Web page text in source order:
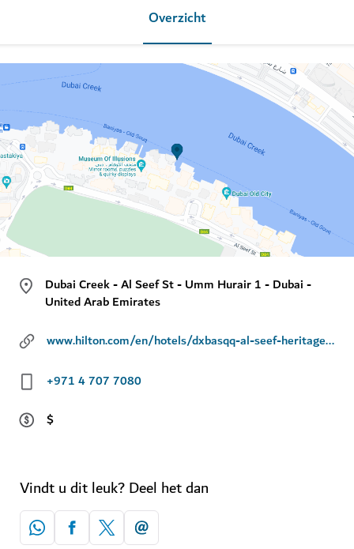
Overzicht
Dubai Creek - Al Seef St - Umm Hurair 1 - Dubai -
United Arab Emirates
www.hilton.com/en/hotels/dxbasqq-al-seef-heritage-hotel-dubai/
+971 4 707 7080
$
Vindt u dit leuk? Deel het dan